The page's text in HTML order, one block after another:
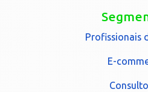
Profissionais
E-